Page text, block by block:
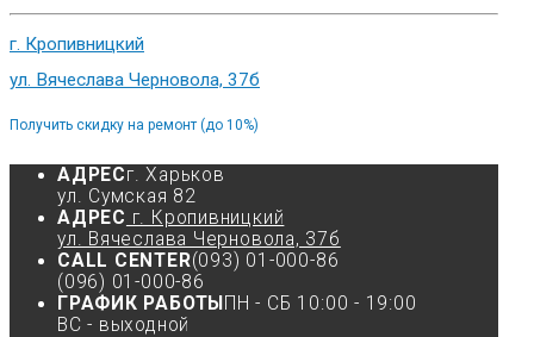
г. Кропивницкий
ул. Вячеслава Черновола, 37б
Получить скидку на ремонт (до 10%)
АДРЕСг. Харьков
ул. Сумская 82
АДРЕС г. Кропивницкий
ул. Вячеслава Черновола, 37б
CALL CENTER(093) 01-000-86
(096) 01-000-86
ГРАФИК РАБОТЫ ПН - СБ 10:00 - 19:00
ВС - выходной